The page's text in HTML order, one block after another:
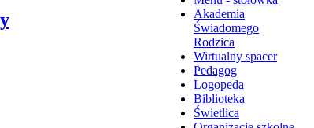
Akademia
Świadomego
Rodzica
Wirtualny spacer
Pedagog
Logopeda
Biblioteka
Świetlica